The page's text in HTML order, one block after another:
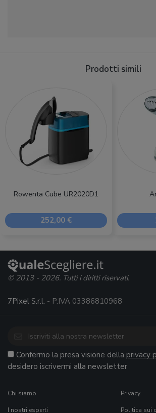
Prodotti simili
Rowenta Cube UR2020D1
252,00 €
© 2013 - 2026. Tutti i diritti riservati.
7Pixel S.r.l. - P.IVA 03386810968
Confermo la presa visione della privacy
desidero iscrivermi alla newsletter
Chi siamo
I nostri esperti
Privacy
Politica sui